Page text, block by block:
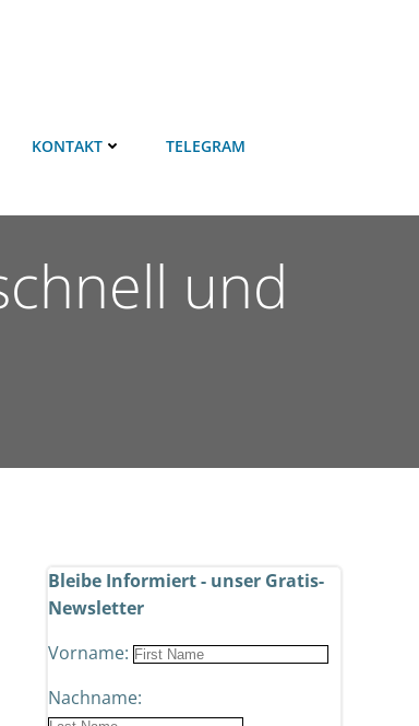
KONTAKT TELEGRAM
und
Bleibe Informiert - unser Gratis-
Newsletter
Vorname:
Nachname: